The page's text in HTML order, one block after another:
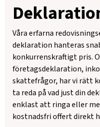
Våra erfarna
deklaration hanteras
konkurrenskraftigt pris.
företagsdeklaration,
skattefrågor, har vi rätt
ta reda på vad just din
enklast att ringa eller
kostnadsfri offert direkt